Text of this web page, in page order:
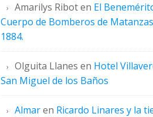
Amarilys Riboten El
Cuerpo de Bomberos de
1884.
Olguita Llanes en Hotel
San Miguel de los Baños
Almaren Ricardo Linares y la